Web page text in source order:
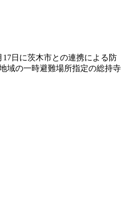
日に茨木市との連携による防
域の一時避難場所指定の総持寺